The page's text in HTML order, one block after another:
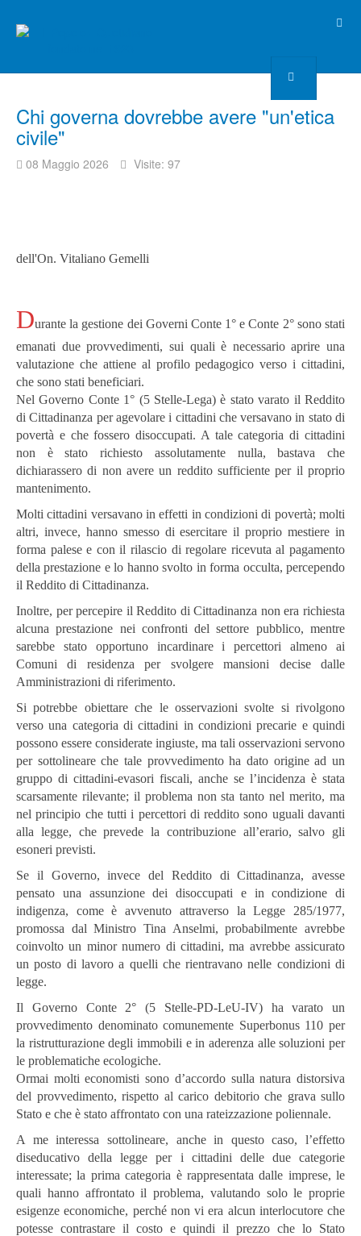
Chi governa dovrebbe avere "un'etica
civile"
08 Maggio 2026 Visite: 97
dell'On. Vitaliano Gemelli
Durante la gestione dei Governi Conte 1° e Conte 2° sono stati
emanati due provvedimenti, sui quali è necessario aprire una
valutazione che attiene al profilo pedagogico verso i cittadini,
che sono stati beneficiari.
Nel Governo Conte 1° (5 Stelle-Lega) è stato varato il Reddito
di Cittadinanza per agevolare i cittadini che versavano in stato di
povertà e che fossero disoccupati. A tale categoria di cittadini
non è stato richiesto assolutamente nulla, bastava che
dichiarassero di non avere un reddito sufficiente per il proprio
mantenimento.
Molti cittadini versavano in effetti in condizioni di povertà; molti
altri, invece, hanno smesso di esercitare il proprio mestiere in
forma palese e con il rilascio di regolare ricevuta al pagamento
della prestazione e lo hanno svolto in forma occulta, percependo
il Reddito di Cittadinanza.
Inoltre, per percepire il Reddito di Cittadinanza non era richiesta
alcuna prestazione nei confronti del settore pubblico, mentre
sarebbe stato opportuno incardinare i percettori almeno ai
Comuni di residenza per svolgere mansioni decise dalle
Amministrazioni di riferimento.
Si potrebbe obiettare che le osservazioni svolte si rivolgono
verso una categoria di cittadini in condizioni precarie e quindi
possono essere considerate ingiuste, ma tali osservazioni servono
per sottolineare che tale provvedimento ha dato origine ad un
gruppo di cittadini-evasori fiscali, anche se l’incidenza è stata
scarsamente rilevante; il problema non sta tanto nel merito, ma
nel principio che tutti i percettori di reddito sono uguali davanti
alla legge, che prevede la contribuzione all’erario, salvo gli
esoneri previsti.
Se il Governo, invece del Reddito di Cittadinanza, avesse
pensato una assunzione dei disoccupati e in condizione di
indigenza, come è avvenuto attraverso la Legge 285/1977,
promossa dal Ministro Tina Anselmi, probabilmente avrebbe
coinvolto un minor numero di cittadini, ma avrebbe assicurato
un posto di lavoro a quelli che rientravano nelle condizioni di
legge.
Il Governo Conte 2° (5 Stelle-PD-LeU-IV) ha varato un
provvedimento denominato comunemente Superbonus 110 per
la ristrutturazione degli immobili e in aderenza alle soluzioni per
le problematiche ecologiche.
Ormai molti economisti sono d’accordo sulla natura distorsiva
del provvedimento, rispetto al carico debitorio che grava sullo
Stato e che è stato affrontato con una rateizzazione poliennale.
A me interessa sottolineare, anche in questo caso, l’effetto
diseducativo della legge per i cittadini delle due categorie
interessate; la prima categoria è rappresentata dalle imprese, le
quali hanno affrontato il problema, valutando solo le proprie
esigenze economiche, perché non vi era alcun interlocutore che
potesse contrastare il costo e quindi il prezzo che lo Stato